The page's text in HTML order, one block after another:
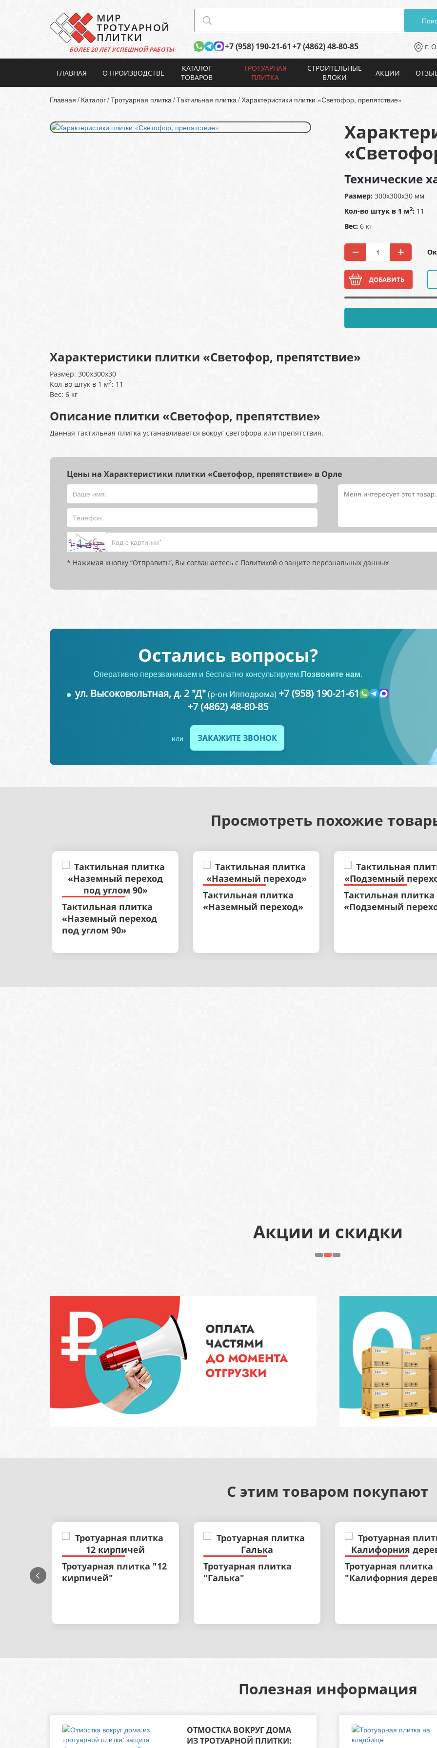
МИР
ТРОТУАРНОЙ
ПЛИТКИ
БОЛЕЕ 20 ЛЕТУСПЕШНОЙ РАБОТЫ г.
+7 (958) 190-21-61+7 (4862) 48-80-85
ГЛАВНАЯ О ПРОИЗВОДСТВЕ
КАТАЛОГ
ТОВАРОВ
ТРОТУАРНАЯ
ПЛИТКА
СТРОИТЕЛЬНЫЕ
БЛОКИ
АКЦИИ
Главная Каталог Тротуарная плитка Тактильная плитка Характеристики плитки «Светофор, препятствие»
Технические
Размер: 300х300х30 мм
Кол-во штук в 1 м2: 11
Вес: 6 кг
ДОБАВИТЬ
Характеристики плитки «Светофор, препятствие»
Размер: 300х300х30
Кол-во штук в 1 м2: 11
Вес: 6 кг
Описание плитки «Светофор, препятствие»
Данная тактильная плитка устанавливается вокруг светофора или препятствия.
Цены на Характеристики плитки «Светофор, препятствие» в Орле
* Нажимая кнопку “Отправить”, Вы соглашаетесь с Политикой о защите персональных данных
Остались вопросы?
Оперативно перезваниваем и бесплатно консультируем.Позвоните нам.
ул. Высоковольтная, д. 2 "Д"(р-он Ипподрома) +7 (958) 190-21-61
+7 (4862) 48-80-85
или ЗАКАЖИТЕ ЗВОНОК
Просмотреть похожие
Тактильная плитка
«Наземный переход
под углом 90»
Тактильная плитка
«Наземный переход»
Тактильная плитка
«Подземный
Акции и скидки
С этим товаром покупают
Тротуарная плитка "12
кирпичей"
Тротуарная плитка
"Галька"
Тротуарная плитка
"Калифорния
Полезная информация
ОТМОСТКА ВОКРУГ ДОМА
ИЗ ТРОТУАРНОЙ ПЛИТКИ: